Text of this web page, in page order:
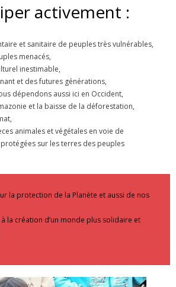
activement :
et sanitaire de peuples très vulnérables,
menacés,
inestimable,
et des futures générations,
dépendons aussi ici en Occident,
et la baisse de la déforestation,
animales et végétales en voie de
sur les terres des peuples
la protection de la Planète et aussi de nos
la création d’un monde plus solidaire et